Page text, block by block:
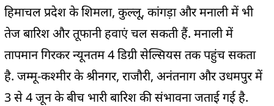
हिमाचल प्रदेश के शिमला, कुल्लू, कांगड़ा और मनाली में भी
तेज बारिश और तूफानी हवाएं चल सकती हैं. मनाली में
तापमान गिरकर न्यूनतम 4 डिग्री सेल्सियस तक पहुंच सकता
है. जम्मू-कश्मीर के श्रीनगर, राजौरी, अनंतनाग और उधमपुर में
3 से 4 जून के बीच भारी बारिश की संभावना जताई गई है.